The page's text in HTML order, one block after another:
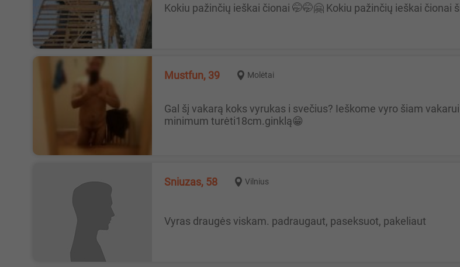
Kokiu pažinčių ieškai čionai 🤭🤭🤗 Kokiu pažinčių ieškai
Mustfun, 39 Molėtai
Gal šį vakarą koks vyrukas i svečius? Ieškome vyro šiam vakarui ar nakčiai pas mus. Kursime kubilą. Turėtum būti bi ar bent
minimum turėti18cm.ginklą😁
sniuzas, 58 Vilnius
vyras draugės viskam. padraugaut, paseksuot, pakeliaut